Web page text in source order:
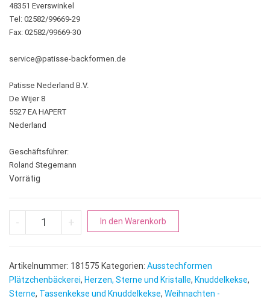
48351 Everswinkel
Tel: 02582/99669-29
Fax: 02582/99669-30
service@patisse-backformen.de
Patisse Nederland B.V.
De Wijer 8
5527 EA HAPERT
Nederland
Geschäftsführer:
Roland Stegemann
Vorrätig
- Stern | Knuddelkeks 5 Zacken Menge
+ In den Warenkorb
e
r
n
Artikelnummer: 181575 Kategorien: Ausstechformen
Plätzchenbäckerei, Herzen, Sterne und Kristalle, Knuddelkekse,
Sterne, Tassenkekse und Knuddelkekse, Weihnachten -